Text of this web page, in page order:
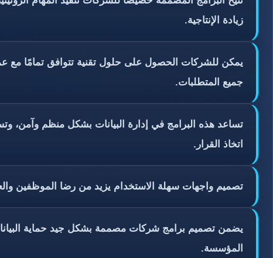
زيادة الإنتاجية.
يمكن للشركات الحصول على حلول تقنية تتوافق تمامًا مع
جميع المتطلبات.
تساعد هذه البرامج في إدارة البيانات بشكل منظم وآمن،
اتخاذ القرار.
تصميم واجهات سهلة الاستخدام يزيد من رضا الموظفين
يضمن تصميم برامج شركات مصممة بشكل جيد حماية
المؤسسة.